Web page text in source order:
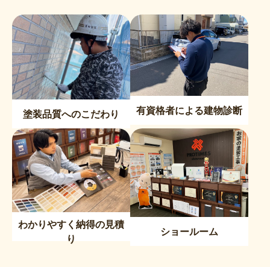
塗装品質へのこだわり 有資格者による建物診断
わかりやすく納得の見積
り
ショールーム